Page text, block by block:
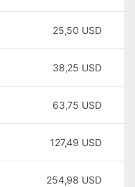
25,50 USD
38,25 USD
63,75 USD
127,49 USD
254,98 USD